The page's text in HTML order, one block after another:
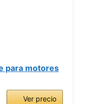
para motores
Ver precio